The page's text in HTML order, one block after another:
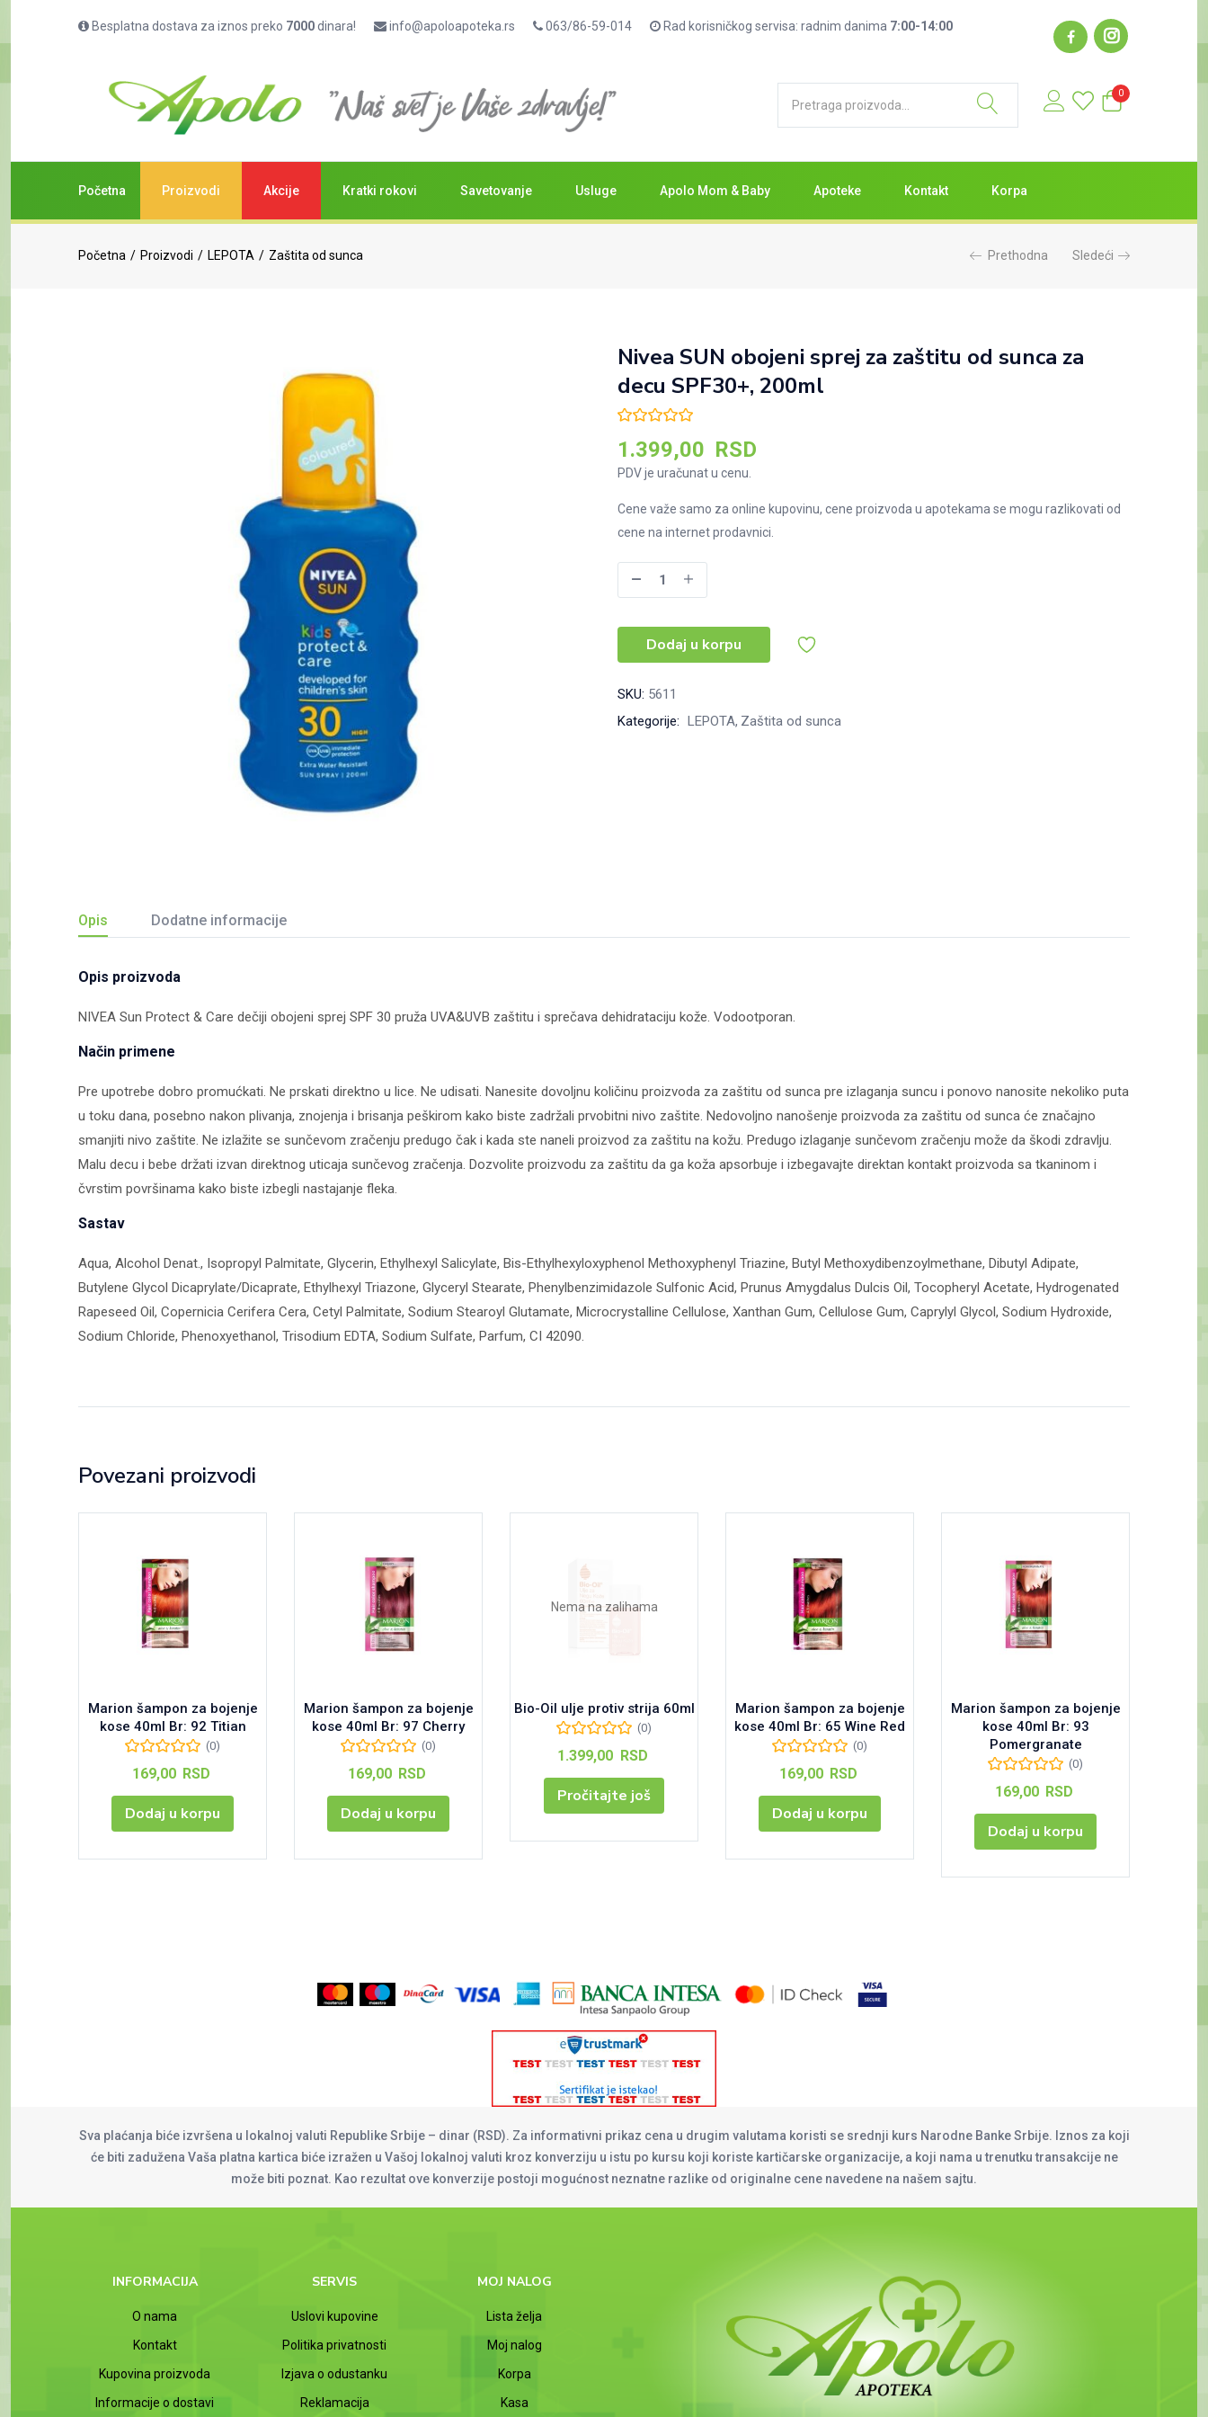
Besplatna dostava za iznos preko 7000dinara! info@apoloapoteka.rs 063/86-59-014 Rad korisničkog servisa: radnim danima 7:00-14:00
0
Početna Proizvodi Akcije Kratki rokovi Savetovanje Usluge Apolo Mom & Baby Apoteke Kontakt Korpa
Početna Proizvodi LEPOTA Zaštita od sunca Prethodna Sledeći
Nivea SUN obojeni sprej za zaštitu od sunca za
decu SPF30+, 200ml
1.399,00 RSD
PDV je uračunat u cenu.
Cene važe samo za online kupovinu, cene proizvoda u apotekama se mogu razlikovati od
cene na internet prodavnici.
SUN
za
zaštitu
od
Dodaj u korpu
SKU: 5611
Kategorije: LEPOTA Zaštita od sunca
Opis Dodatne informacije
Opis proizvoda
NIVEA Sun Protect & Care dečiji obojeni sprej SPF 30 pruža UVA&UVB zaštitu i sprečava dehidrataciju kože. Vodootporan.
Način primene
Pre upotrebe dobro promućkati. Ne prskati direktno u lice. Ne udisati. Nanesite dovoljnu količinu proizvoda za zaštitu od sunca pre izlaganja suncu i ponovo nanosite nekoliko puta
u toku dana, posebno nakon plivanja, znojenja i brisanja peškirom kako biste zadržali prvobitni nivo zaštite. Nedovoljno nanošenje proizvoda za zaštitu od sunca će značajno
smanjiti nivo zaštite. Ne izlažite se sunčevom zračenju predugo čak i kada ste naneli proizvod za zaštitu na kožu. Predugo izlaganje sunčevom zračenju može da škodi zdravlju.
Malu decu i bebe držati izvan direktnog uticaja sunčevog zračenja. Dozvolite proizvodu za zaštitu da ga koža apsorbuje i izbegavajte direktan kontakt proizvoda sa tkaninom i
čvrstim površinama kako biste izbegli nastajanje fleka.
Sastav
Aqua, Alcohol Denat., Isopropyl Palmitate, Glycerin, Ethylhexyl Salicylate, Bis-Ethylhexyloxyphenol Methoxyphenyl Triazine, Butyl Methoxydibenzoylmethane, Dibutyl Adipate,
Butylene Glycol Dicaprylate/Dicaprate, Ethylhexyl Triazone, Glyceryl Stearate, Phenylbenzimidazole Sulfonic Acid, Prunus Amygdalus Dulcis Oil, Tocopheryl Acetate, Hydrogenated
Rapeseed Oil, Copernicia Cerifera Cera, Cetyl Palmitate, Sodium Stearoyl Glutamate, Microcrystalline Cellulose, Xanthan Gum, Cellulose Gum, Caprylyl Glycol, Sodium Hydroxide,
Sodium Chloride, Phenoxyethanol, Trisodium EDTA, Sodium Sulfate, Parfum, CI 42090.
Povezani proizvodi
Marion šampon za bojenje
kose 40ml Br: 92 Titian
(0)
169,00 RSD
Dodaj u korpu
Marion šampon za bojenje
kose 40ml Br: 97 Cherry
(0)
169,00 RSD
Dodaj u korpu
Nema na zalihama
Bio-Oil ulje protiv strija 60ml
(0)
1.399,00 RSD
Pročitajte još
Marion šampon za bojenje
kose 40ml Br: 65 Wine Red
(0)
169,00 RSD
Dodaj u korpu
Marion šampon za bojenje
kose 40ml Br: 93
Pomergranate
(0)
169,00 RSD
Dodaj u korpu
Sva plaćanja biće izvršena u lokalnoj valuti Republike Srbije – dinar (RSD). Za informativni prikaz cena u drugim valutama koristi se srednji kurs Narodne Banke Srbije. Iznos za koji
će biti zadužena Vaša platna kartica biće izražen u Vašoj lokalnoj valuti kroz konverziju u istu po kursu koji koriste kartičarske organizacije, a koji nama u trenutku transakcije ne
može biti poznat. Kao rezultat ove konverzije postoji mogućnost neznatne razlike od originalne cene navedene na našem sajtu.
INFORMACIJA
O nama
Kontakt
Kupovina proizvoda
Informacije o dostavi
SERVIS
Uslovi kupovine
Politika privatnosti
Izjava o odustanku
Reklamacija
MOJ NALOG
Lista želja
Moj nalog
Korpa
Kasa